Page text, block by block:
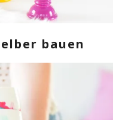
bauen